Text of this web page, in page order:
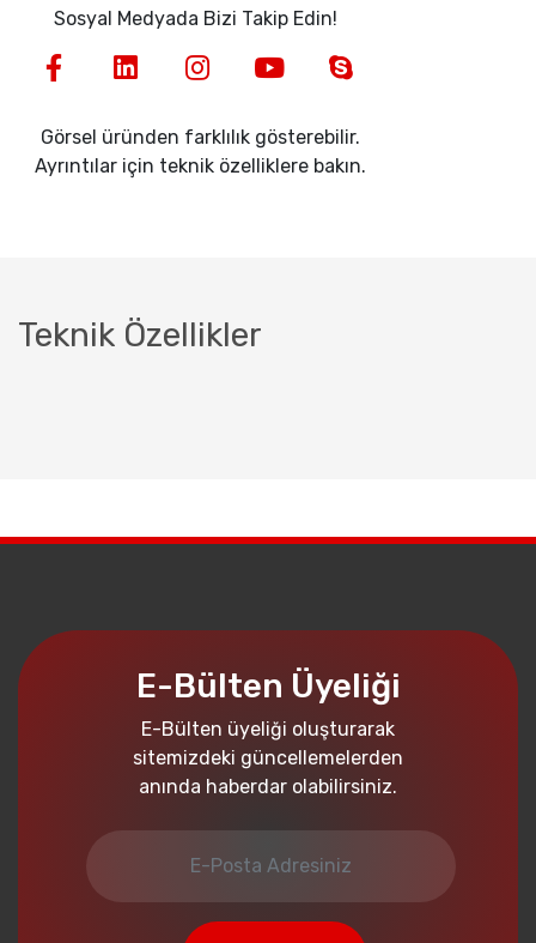
Sosyal Medyada Bizi Takip Edin!
Görsel üründen farklılık gösterebilir.
Ayrıntılar için teknik özelliklere bakın.
Teknik Özellikler
E-Bülten Üyeliği
E-Bülten üyeliği oluşturarak
sitemizdeki güncellemelerden
anında haberdar olabilirsiniz.